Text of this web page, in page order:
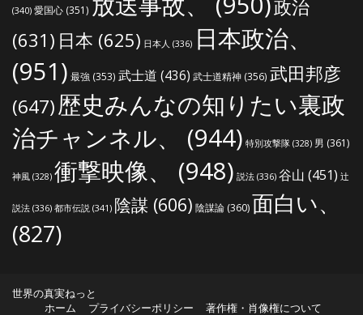
(340) 愛国心 (351)
政治
(631) 日本 (625) 日本人 (336) 日本政治、
(951) 最強 (353) 武士道 (436) 武士道精神 (356) 武田邦彦
(647)歴史みんなの知りたい裏政
治チャンネル、
(944) 特別攻撃隊 (328) 男 (361)
神風 (328) 衝撃映像、 (948) 説法 (336) 谷山 (451) 辻
説法 (336) 都市伝説 (341) 陰謀 (606) 陰謀論 (360)面白い、
(827)
世界の真実ねっと
ホーム
プライバシーポリシー
著作権・肖像権について